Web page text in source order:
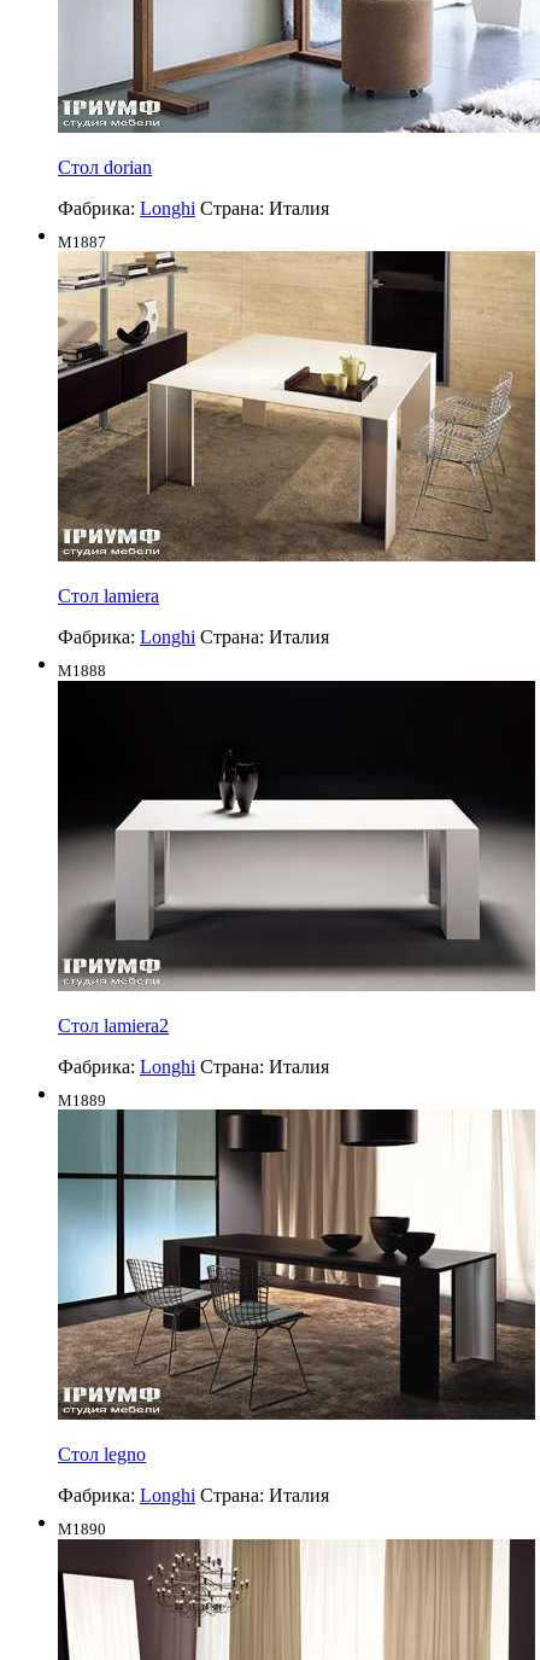
Стол dorian
Фабрика: Longhi Страна: Италия
M1887
Стол lamiera
Фабрика: Longhi Страна: Италия
M1888
Стол lamiera2
Фабрика: Longhi Страна: Италия
M1889
Стол legno
Фабрика: Longhi Страна: Италия
M1890